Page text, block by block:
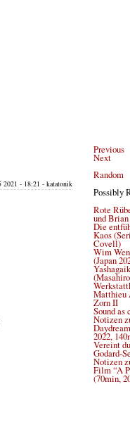
Previous
Next
Random
Possibly
Rote
und
Die
Kaos
Covell)
Wim
(Japan
Matthieu
Zorn II
Sound as
Notizen
2022,
Vereint
Godard-
Notizen
Film “A
(70min,
2021 - 18:21 - katatonik